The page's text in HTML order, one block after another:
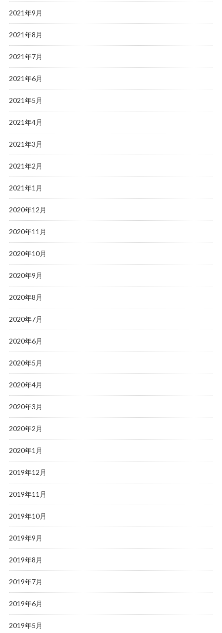
2021年9月
2021年8月
2021年7月
2021年6月
2021年5月
2021年4月
2021年3月
2021年2月
2021年1月
2020年12月
2020年11月
2020年10月
2020年9月
2020年8月
2020年7月
2020年6月
2020年5月
2020年4月
2020年3月
2020年2月
2020年1月
2019年12月
2019年11月
2019年10月
2019年9月
2019年8月
2019年7月
2019年6月
2019年5月